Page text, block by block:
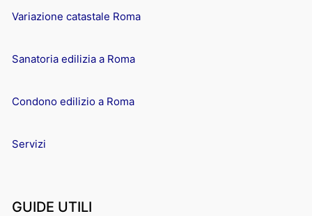
Variazione catastale Roma
Sanatoria edilizia a Roma
Condono edilizio a Roma
Servizi
GUIDE UTILI